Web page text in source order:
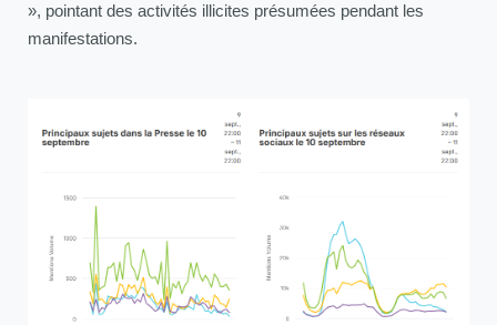
», pointant des activités illicites présumées pendant les
manifestations.